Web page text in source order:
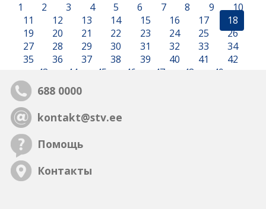
1 2 3 4 5 6 7 8 9
10
11
12 13 14 15 16 17
18
19
20 21 22 23 24 25
26
27
28 29 30 31 32 33
34
35
36 37 38 39 40 41
42
43
44 45 46 47 48 49
688 0000
kontakt@stv.ee
Помощь
Контакты